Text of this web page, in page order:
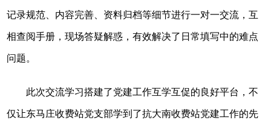
记录规范、内容完善、资料归档等细节进行一对一交流，互
相查阅手册，现场答疑解惑，有效解决了日常填写中的难点
问题。
此次交流学习搭建了党建工作互学互促的良好平台，不
仅让东马庄收费站党支部学到了抗大南收费站党建工作的先